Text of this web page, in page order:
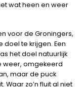
wat heen en weer
voor de Groningers,
doel te krijgen. Een
het doel natuurlijk
weer, omgekeerd
maar de puck
zo’n fluit al niet